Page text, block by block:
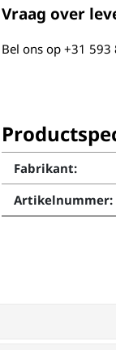
Vraag over
Bel ons op +31 593
Fabrikant:
Artikelnummer: